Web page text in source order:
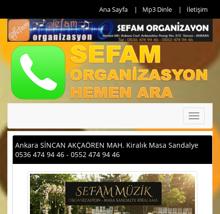
Ana Sayfa Mp3 Dinle İletişim
Toggle
Ankara SİNCAN AKÇAÖREN MAH. Kiralık Masa Sandalye
0536 474 94 46 - 0552 474 94 46